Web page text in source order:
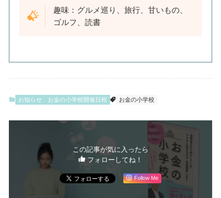
趣味：グルメ巡り、旅行、甘いもの、
ゴルフ、読書
お知らせ お金の小学校開催日程 お金の小学校
この記事が気に入ったら
フォローしてね！
Follow Me